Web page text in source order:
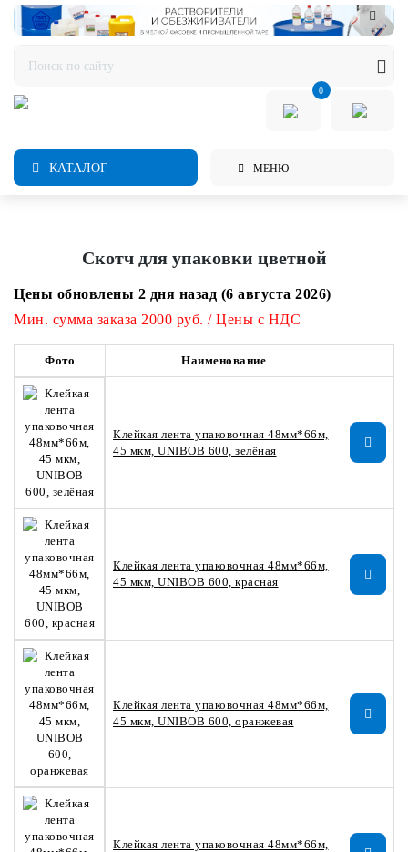
0
КАТАЛОГ МЕНЮ
Скотч для упаковки цветной
Цены обновлены 2 дня назад (6 августа 2026)
Мин. сумма заказа 2000 руб. / Цены с НДС
Фото Наименование
Клейкая лента упаковочная 48мм*66м,
45 мкм, UNIBOB 600, зелёная
Клейкая лента упаковочная 48мм*66м,
45 мкм, UNIBOB 600, красная
Клейкая лента упаковочная 48мм*66м,
45 мкм, UNIBOB 600, оранжевая
Клейкая лента упаковочная 48мм*66м,